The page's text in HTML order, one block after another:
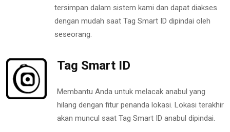
tersimpan dalam sistem kami dan dapat diakses
dengan mudah saat Tag Smart ID dipindai oleh
seseorang.
Tag Smart ID
Membantu Anda untuk melacak anabul yang
hilang dengan fitur penanda lokasi. Lokasi terakhir
akan muncul saat Tag Smart ID anabul dipindai.